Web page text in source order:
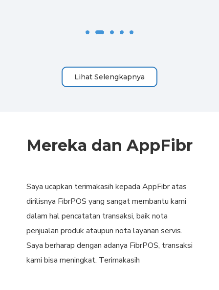
Lihat Selengkapnya
Mereka dan AppFibr
Saya ucapkan terimakasih kepada AppFibr atas
dirilisnya FibrPOS yang sangat membantu kami
dalam hal pencatatan transaksi, baik nota
penjualan produk ataupun nota layanan servis.
Saya berharap dengan adanya FibrPOS, transaksi
kami bisa meningkat. Terimakasih